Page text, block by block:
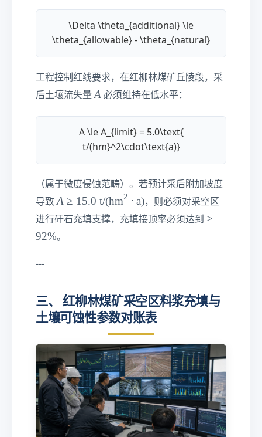
f
il
l
}
\Delta \theta_{additional} \le
\theta_{allowable} - \theta_{natural}
工程控制红线要求，在红柳林煤矿丘陵段，采
后土壤流失量A
A 必须维持在低水平：
A \le A_{limit} = 5.0\text{
t/(hm}^2\cdot\text{a)}
（属于微度侵蚀范畴）。若预计采后附加坡度
导致A
≥
1
5.
t/
(
m
}
^
2\
c
d
ot
A ≥ 15.0 t/(hm2 ⋅ a)，则必须对采空区
进行矸石充填支撑，充填接顶率必须达到 ≥
≥
92%。
---
三、 红柳林煤矿采空区料浆充填与
土壤可蚀性参数对账表